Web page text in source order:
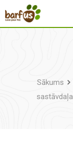
uz
Sākums
sastāvdaļa